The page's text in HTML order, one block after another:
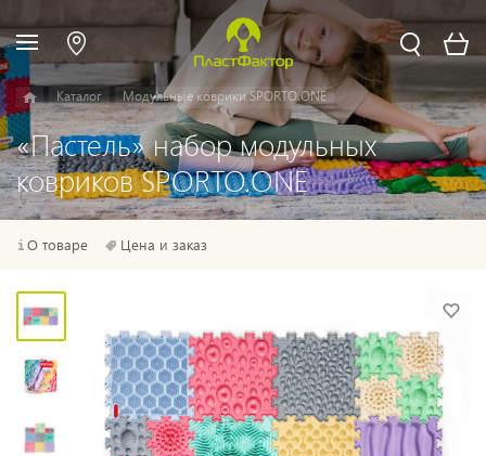
Каталог Модульные коврики SPORTO.ONE
«Пастель» набор модульных
ковриков SPORTO.ONE
О товаре Цена и заказ